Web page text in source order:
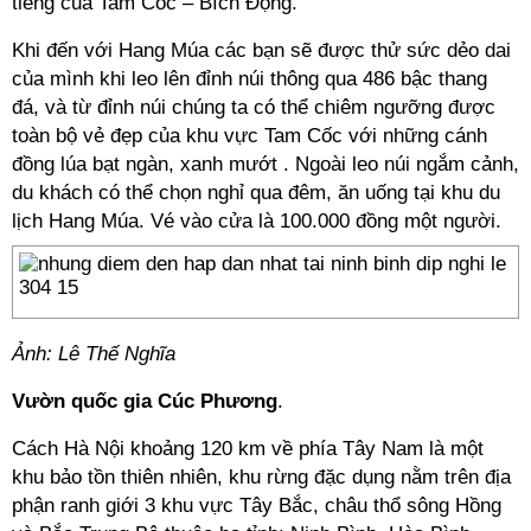
Khi đến với Hang Múa các bạn sẽ được thử sức dẻo dai
của mình khi leo lên đỉnh núi thông qua 486 bậc thang
đá, và từ đỉnh núi chúng ta có thể chiêm ngưỡng được
toàn bộ vẻ đẹp của khu vực Tam Cốc với những cánh
đồng lúa bạt ngàn, xanh mướt . Ngoài leo núi ngắm cảnh,
du khách có thể chọn nghỉ qua đêm, ăn uống tại khu du
lịch Hang Múa. Vé vào cửa là 100.000 đồng một người.
Ảnh: Lê Thế Nghĩa
Vườn quốc gia Cúc Phương.
Cách Hà Nội khoảng 120 km về phía Tây Nam là một
khu bảo tồn thiên nhiên, khu rừng đặc dụng nằm trên địa
phận ranh giới 3 khu vực Tây Bắc, châu thổ sông Hồng